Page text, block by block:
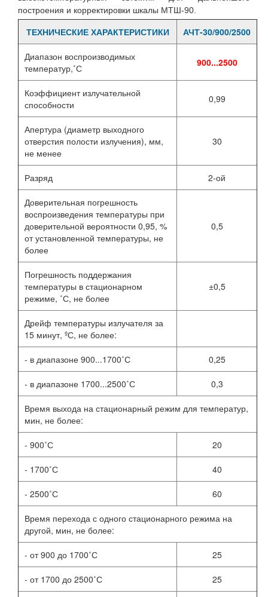
построения и корректировки шкалы МТШ-90.
ТЕХНИЧЕСКИЕ ХАРАКТЕРИСТИКИ АЧТ-30/900/2500
Диапазон воспроизводимых
температур,˚С
900...2500
Коэффициент излучательной
способности
0,99
Апертура (диаметр выходного
отверстия полости излучения), мм,
не менее
30
Разряд 2-ой
Доверительная погрешность
воспроизведения температуры при
доверительной вероятности 0,95, %
от установленной температуры, не
более
0,5
Погрешность поддержания
температуры в стационарном
режиме, ˚С, не более
±0,5
Дрейф температуры излучателя за
15 минут, ºС, не более:
- в диапазоне 900...1700˚С 0,25
- в диапазоне 1700...2500˚С 0,3
Время выхода на стационарный режим для температур,
мин, не более:
- 900˚С 20
- 1700˚С 40
- 2500˚С 60
Время перехода с одного стационарного режима на
другой, мин, не более:
- от 900 до 1700˚С 25
- от 1700 до 2500˚С 25